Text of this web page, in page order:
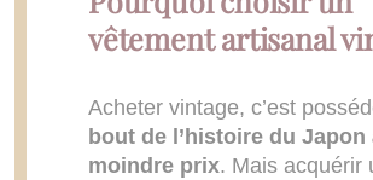
vêtement artisanal
Acheter vintage, c’est
bout de l’histoire du Japon
moindre prix. Mais acquérir